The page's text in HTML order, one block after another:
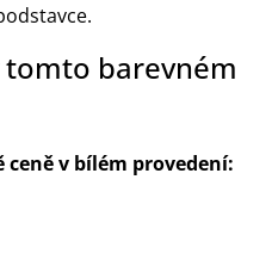
tomto barevném
ceně v bílém provedení: